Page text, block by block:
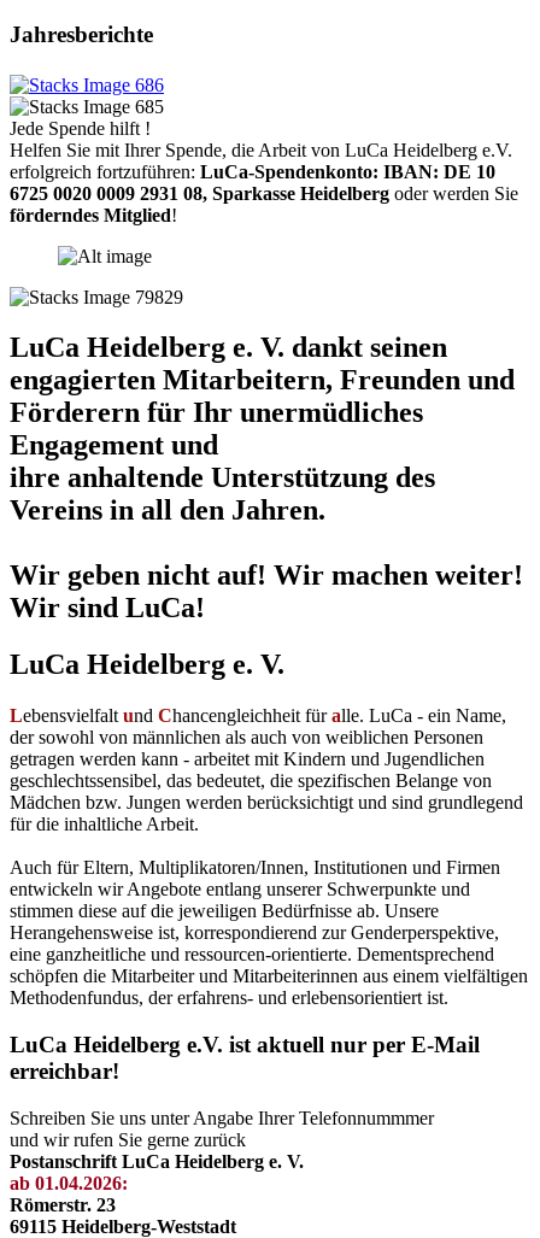
Jahresberichte
Jede Spende hilft !
Helfen Sie mit Ihrer Spende, die Arbeit von LuCa Heidelberg e.V.
erfolgreich fortzuführen: LuCa-Spendenkonto: IBAN: DE 10
6725 0020 0009 2931 08, Sparkasse Heidelberg oder werden Sie
förderndes Mitglied!
LuCa Heidelberg e. V. dankt seinen
engagierten Mitarbeitern, Freunden und
Förderern für Ihr unermüdliches
Engagement und
ihre anhaltende Unterstützung des
Vereins in all den Jahren.
Wir geben nicht auf! Wir machen weiter!
Wir sind LuCa!
LuCa Heidelberg e. V.
Lebensvielfalt und Chancengleichheit füralle. LuCa - ein Name,
der sowohl von männlichen als auch von weiblichen Personen
getragen werden kann - arbeitet mit Kindern und Jugendlichen
geschlechtssensibel, das bedeutet, die spezifischen Belange von
Mädchen bzw. Jungen werden berücksichtigt und sind grundlegend
für die inhaltliche Arbeit.
Auch für Eltern, Multiplikatoren/Innen, Institutionen und Firmen
entwickeln wir Angebote entlang unserer Schwerpunkte und
stimmen diese auf die jeweiligen Bedürfnisse ab. Unsere
Herangehensweise ist, korrespondierend zur Genderperspektive,
eine ganzheitliche und ressourcen-orientierte. Dementsprechend
schöpfen die Mitarbeiter und Mitarbeiterinnen aus einem vielfältigen
Methodenfundus, der erfahrens- und erlebensorientiert ist.
LuCa Heidelberg e.V. ist aktuell nur per E-Mail
erreichbar!
Schreiben Sie uns unter Angabe Ihrer Telefonnummmer
und wir rufen Sie gerne zurück
Postanschrift LuCa Heidelberg e. V.
ab 01.04.2026:
Römerstr. 23
69115 Heidelberg-Weststadt